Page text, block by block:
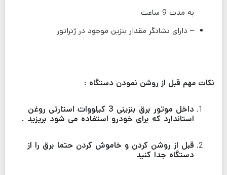
به مدت 9 ساعت
– دارای نشانگر مقدار بنزین موجود در ژنراتور
نکات مهم قبل از روشن نمودن دستگاه :
داخل موتور برق بنزینی 3 کیلووات استارتی روغن
استاندارد که برای خودرو استفاده می شود بریزید .
قبل از روشن کردن و خاموش کردن حتما برق را از
دستگاه جدا کنید